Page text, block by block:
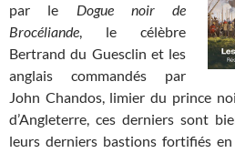
par le Dogue noir de
Brocéliande, le célèbre
Bertrand du Guesclin et les
anglais commandés par
John Chandos, limier du prince
d’Angleterre, ces derniers sont
leurs derniers bastions fortifiés